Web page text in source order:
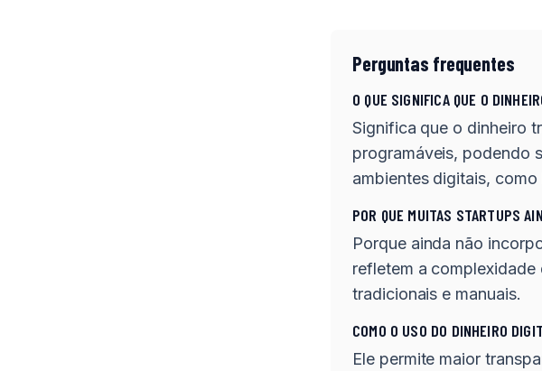
Perguntas frequentes
O QUE SIGNIFICA QUE O
Significa que o dinheiro
programáveis, podendo
ambientes digitais,
POR QUE MUITAS STARTUPS
Porque ainda não
refletem a
tradicionais e manuais.
COMO O USO DO DINHEIRO
Ele permite maior